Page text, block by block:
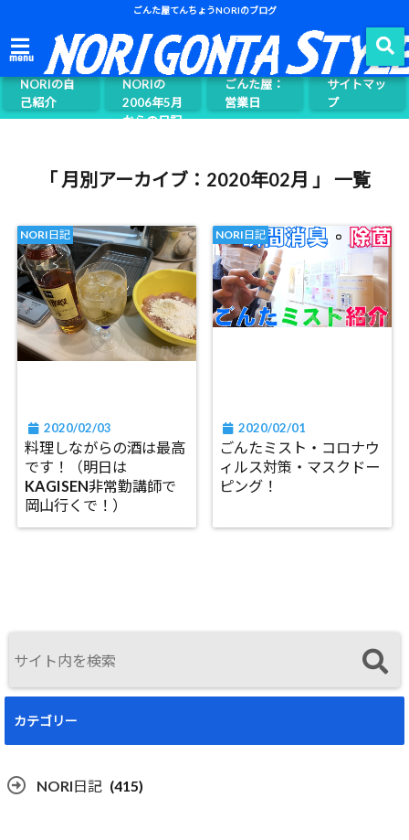
ごんた屋てんちょうNORIのブログ
menu
NORIの自
己紹介
ごんた屋て
んちょう
NORIの
2006年5月
からの日記
ごんた屋：
営業日
サイトマッ
プ
「 月別アーカイブ：2020年02月 」 一覧
NORI日記
2020/02/03
料理しながらの酒は最高
です！（明日は
KAGISEN非常勤講師で
岡山行くで！）
NORI日記
2020/02/01
ごんたミスト・コロナウ
ィルス対策・マスクドー
ピング！
カテゴリー
NORI日記 (415)